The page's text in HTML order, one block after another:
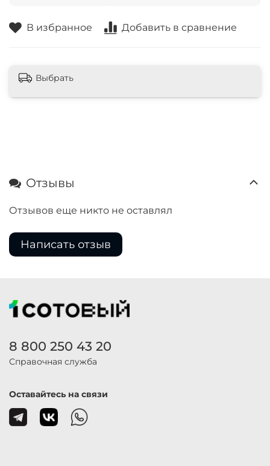
В избранное Добавить в сравнение
Выбрать
Отзывы
Отзывов еще никто не оставлял
Написать отзыв
8 800 250 43 20
Справочная служба
Оставайтесь на связи